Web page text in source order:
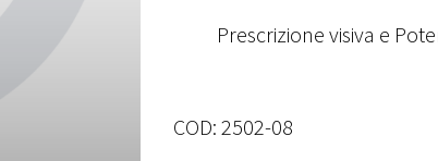
Prescrizione visiva e
COD: 2502-08